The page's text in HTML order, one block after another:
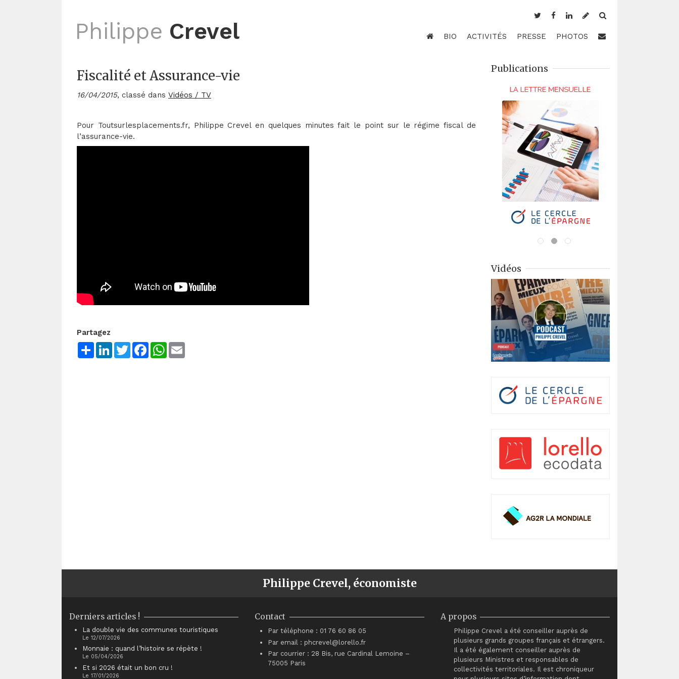
Philippe Crevel BIO ACTIVITÉS PRESSE PHOTOS
Fiscalité et Assurance-vie
16/04/2015, classé dans Vidéos / TV
Pour Toutsurlesplacements.fr, Philippe Crevel en quelques minutes fait le point sur le régime fiscal de
l’assurance-vie.
Partagez
ShareLinkedInTwitterFacebookWhatsApp
Publications
Vidéos
Philippe Crevel, économiste
Derniers articles !
La double vie des communes touristiques
Le 12/07/2026
Monnaie : quand l’histoire se répète !
Le 05/04/2026
Et si 2026 était un bon cru !
Le 17/01/2026
Contact
Par téléphone : 01 76 60 86 05
Par email : phcrevel@lorello.fr
Par courrier : 28 Bis, rue Cardinal Lemoine –
75005 Paris
A propos
Philippe Crevel a été conseiller auprès de
plusieurs grands groupes français et étrangers.
Il a été également conseiller auprès de
plusieurs Ministres et responsables de
collectivités territoriales. Il est chroniqueur